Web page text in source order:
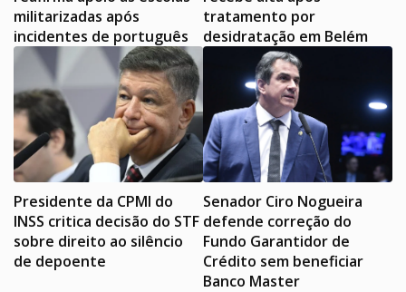
militarizadas após
incidentes de português
tratamento por
desidratação em Belém
Presidente da CPMI do
INSS critica decisão do STF
sobre direito ao silêncio
de depoente
Senador Ciro Nogueira
defende correção do
Fundo Garantidor de
Crédito sem beneficiar
Banco Master